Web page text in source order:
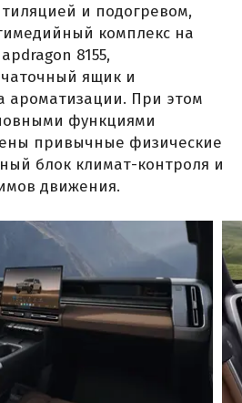
и подогревом,
комплекс на
8155,
ящик и
ароматизации. При этом
функциями
привычные физические
блок климат-контроля и
движения.